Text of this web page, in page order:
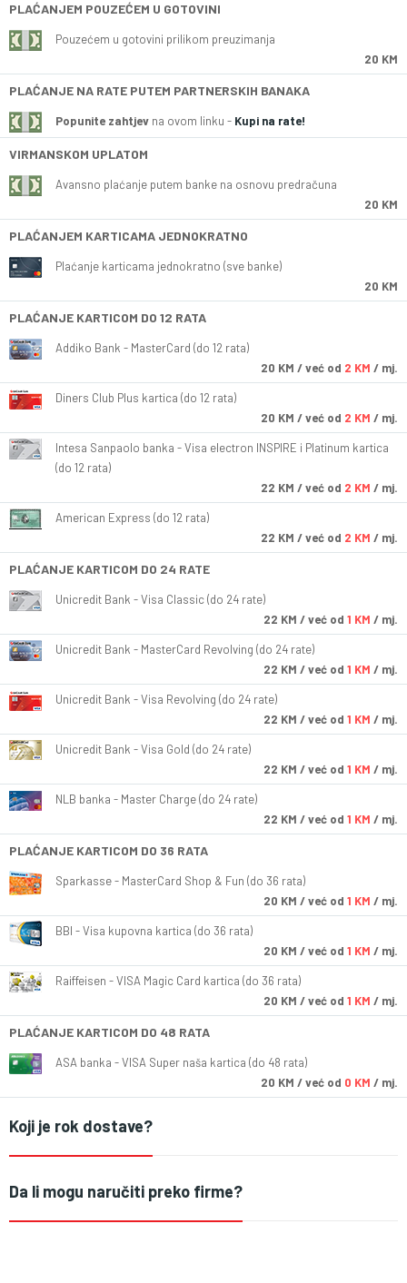
PLAĆANJEM POUZEĆEM U GOTOVINI
Pouzećem u gotovini prilikom preuzimanja
20 KM
PLAĆANJE NA RATE PUTEM PARTNERSKIH BANAKA
Popunite zahtjev na ovom linku - Kupi na rate!
VIRMANSKOM UPLATOM
Avansno plaćanje putem banke na osnovu predračuna
20 KM
PLAĆANJEM KARTICAMA JEDNOKRATNO
Plaćanje karticama jednokratno (sve banke)
20 KM
PLAĆANJE KARTICOM DO 12 RATA
Addiko Bank - MasterCard (do 12 rata)
20 KM / već od 2 KM / mj.
Diners Club Plus kartica (do 12 rata)
20 KM / već od 2 KM / mj.
Intesa Sanpaolo banka - Visa electron INSPIRE i Platinum kartica
(do 12 rata)
22 KM / već od 2 KM / mj.
American Express (do 12 rata)
22 KM / već od 2 KM / mj.
PLAĆANJE KARTICOM DO 24 RATE
Unicredit Bank - Visa Classic (do 24 rate)
22 KM / već od 1 KM / mj.
Unicredit Bank - MasterCard Revolving (do 24 rate)
22 KM / već od 1 KM / mj.
Unicredit Bank - Visa Revolving (do 24 rate)
22 KM / već od 1 KM / mj.
Unicredit Bank - Visa Gold (do 24 rate)
22 KM / već od 1 KM / mj.
NLB banka - Master Charge (do 24 rate)
22 KM / već od 1 KM / mj.
PLAĆANJE KARTICOM DO 36 RATA
Sparkasse - MasterCard Shop & Fun (do 36 rata)
20 KM / već od 1 KM / mj.
BBI - Visa kupovna kartica (do 36 rata)
20 KM / već od 1 KM / mj.
Raiffeisen - VISA Magic Card kartica (do 36 rata)
20 KM / već od 1 KM / mj.
PLAĆANJE KARTICOM DO 48 RATA
ASA banka - VISA Super naša kartica (do 48 rata)
20 KM / već od 0 KM / mj.
Koji je rok dostave?
Da li mogu naručiti preko firme?